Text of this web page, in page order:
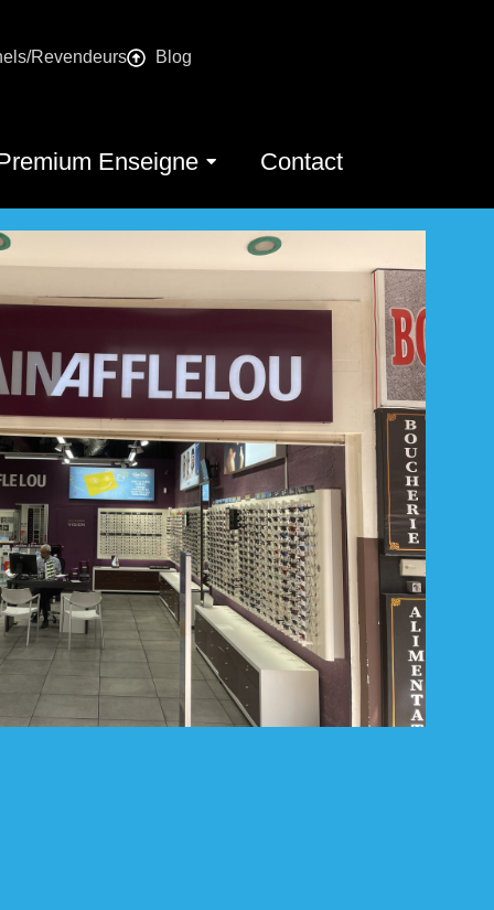
Revendeurs Blog
Enseigne Contact